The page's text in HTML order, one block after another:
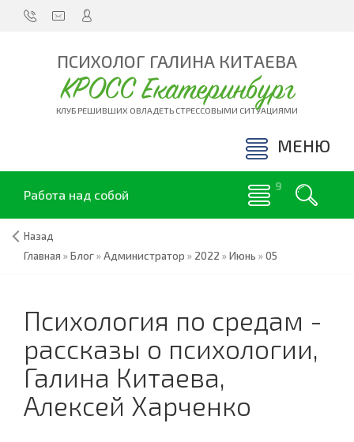
ПСИХОЛОГ ГАЛИНА КИТАЕВА
КРОСС Екатеринбург
КЛУБ РЕШИВШИХ ОВЛАДЕТЬ СТРЕССОВЫМИ СИТУАЦИЯМИ
МЕНЮ
Работа над собой
Назад
Главная »Блог»Администратор » 2022 »Июнь »05
Психология по средам -
рассказы о психологии,
Галина Китаева,
Алексей Харченко